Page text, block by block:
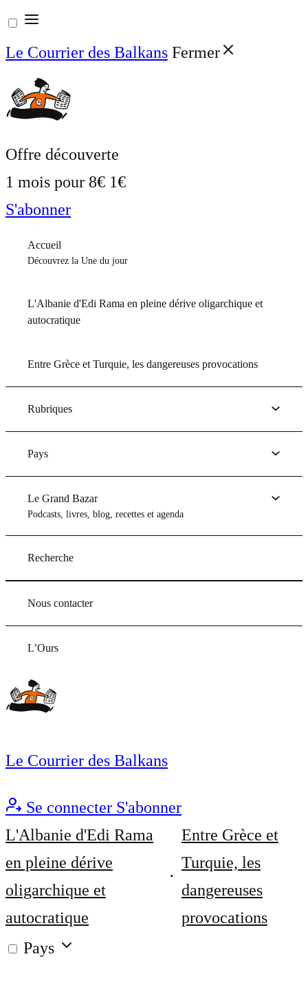
Aller
au
contenu
Le Courrier des Balkans Fermer
Offre découverte
1 mois pour 8€ 1€
S'abonner
Accueil
Découvrez la Une du jour
L'Albanie d'Edi Rama en pleine dérive oligarchique et
autocratique
Entre Grèce et Turquie, les dangereuses provocations
Rubriques
Pays
Le Grand Bazar
Podcasts, livres, blog, recettes et agenda
Recherche
Nous contacter
L’Ours
Le Courrier des Balkans
Se connecter S'abonner
L'Albanie d'Edi Rama
en pleine dérive
oligarchique et
autocratique
Entre Grèce et
Turquie, les
dangereuses
provocations
Pays